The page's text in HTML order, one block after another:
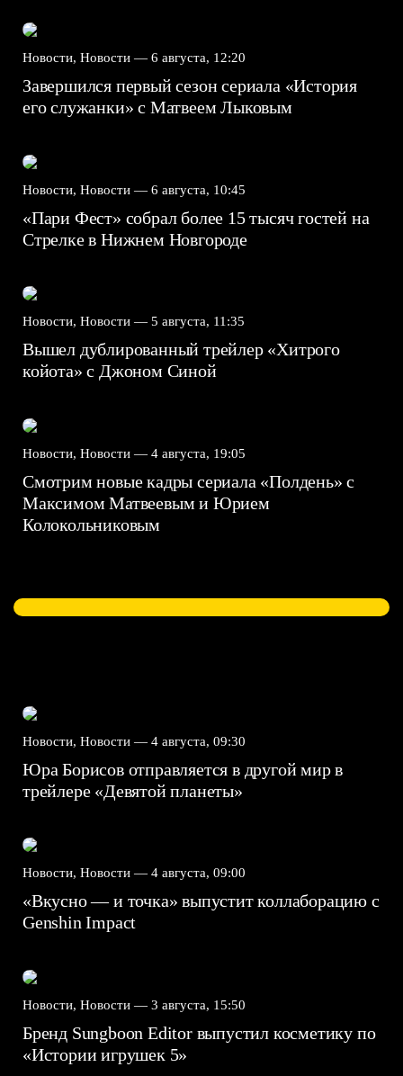
Новости, Новости — 6 августа, 12:20
Завершился первый сезон сериала «История
его служанки» с Матвеем Лыковым
Новости, Новости — 6 августа, 10:45
«Пари Фест» собрал более 15 тысяч гостей на
Стрелке в Нижнем Новгороде
Новости, Новости — 5 августа, 11:35
Вышел дублированный трейлер «Хитрого
койота» с Джоном Синой
Новости, Новости — 4 августа, 19:05
Смотрим новые кадры сериала «Полдень» с
Максимом Матвеевым и Юрием
Колокольниковым
Новости, Новости — 4 августа, 09:30
Юра Борисов отправляется в другой мир в
трейлере «Девятой планеты»
Новости, Новости — 4 августа, 09:00
«Вкусно — и точка» выпустит коллаборацию с
Genshin Impact⁠⁠
Новости, Новости — 3 августа, 15:50
Бренд Sungboon Editor выпустил косметику по
«Истории игрушек 5»